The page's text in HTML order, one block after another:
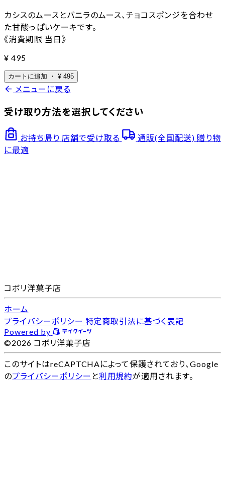
カシスのムースとバニラのムース、チョコスポンジを合わせ
た甘酸っぱいケーキです。
《消費期限 当日》
¥ 495
カートに追加 ・ ¥ 495
arrow_back メニューに戻る
受け取り方法を選択してください
お持ち帰り 店舗で受け取る 通販(全国配送) 贈り物
に最適
コボリ洋菓子店
ホーム
プライバシーポリシー 特定商取引法に基づく表記
Powered by
©2026 コボリ洋菓子店
このサイトはreCAPTCHAによって保護されており、Google
のプライバシーポリシー と利用規約が適用されます。